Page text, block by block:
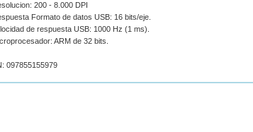
200 - 8.000 DPI
Formato de datos USB: 16 bits/eje.
de respuesta USB: 1000 Hz (1 ms).
ARM de 32 bits.
097855155979